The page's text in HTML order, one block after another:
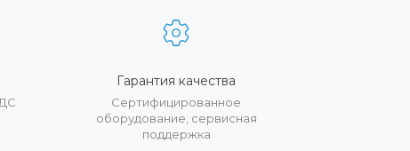
Гарантия качества
Сертифицированное
оборудование, сервисная
поддержка